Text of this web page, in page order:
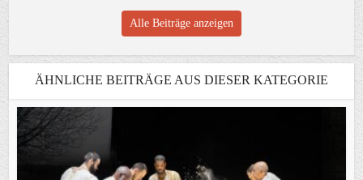
Alle Beiträge anzeigen
ÄHNLICHE BEITRÄGE AUS DIESER KATEGORIE